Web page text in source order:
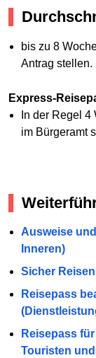
bis zu 8
Antrag stellen.
Express-
In der Regel
im Bürgeramt
Ausweise
Inneren)
Sicher
Reisepass
Reisepass
Touristen